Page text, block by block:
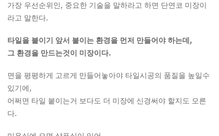
가장 우선순위인, 중요한 기술을 말하라고 하면 단연코 미장이
라고 말한다.
타일을 붙이기 앞서 붙이는 환경을 먼저 만들어야 하는데,
그 환경을 만드는것이 미장이다.
면을 평평하게 고르게 만들어놓아야 타일시공의 품질을 높일수
있기에,
어쩌면 타일 붙이는거 보다도 더 미장에 신경써야 할지도 모른
다.